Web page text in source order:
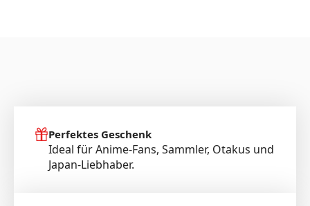
Perfektes Geschenk
Ideal für Anime-Fans, Sammler, Otakus und
Japan-Liebhaber.